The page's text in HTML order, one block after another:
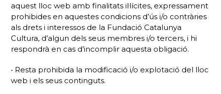
aquest lloc web amb finalitats il·lícites, expressament
prohibides en aquestes condicions d’ús i/o contràries
als drets i interessos de la Fundació Catalunya
Cultura, d’algun dels seus membres i/o tercers, i hi
respondrà en cas d’incomplir aquesta obligació.
• Resta prohibida la modificació i/o explotació del lloc
web i els seus continguts.